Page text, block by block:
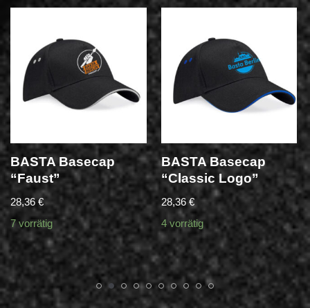
BASTA Basecap
“Faust”
28,36€
7 vorrätig
BASTA Basecap
“Classic Logo”
28,36 €
4 vorrätig